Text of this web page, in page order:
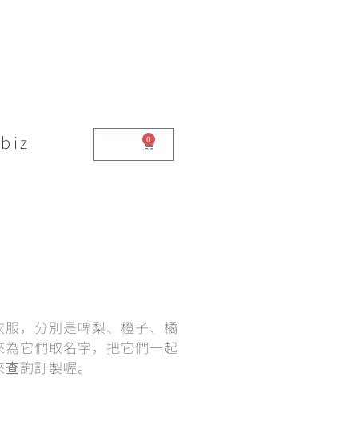
biz 0
，分別是啤梨、橙子、橘
它們取名字，把它們一起
詢訂製喔。